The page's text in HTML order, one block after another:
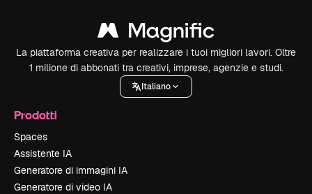
La piattaforma creativa per realizzare i tuoi migliori lavori. Oltre
1 milione di abbonati tra creativi, imprese, agenzie e studi.
Italiano
Prodotti
Spaces
Assistente IA
Generatore di immagini IA
Generatore di video IA